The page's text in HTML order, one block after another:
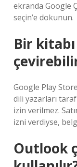
ekranda Google
seçin’e dokunun.
Bir
Google Play
dili yazarları
izin verilmez.
izni verdiyse,
Outlook